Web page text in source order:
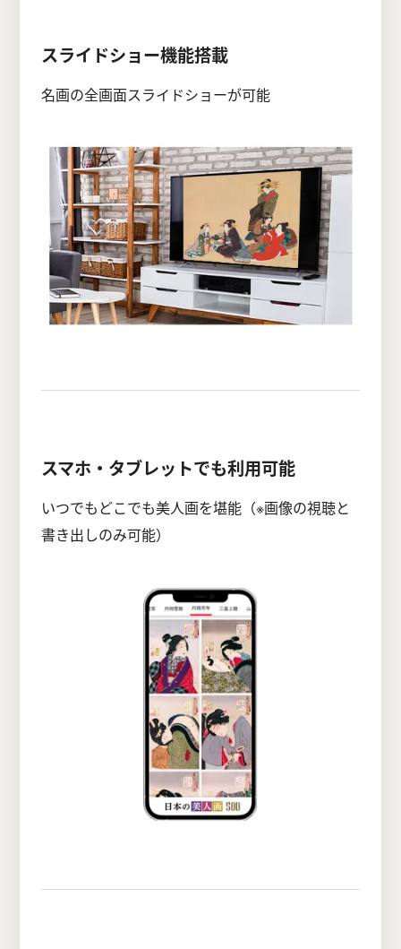
スライドショー機能搭載
名画の全画面スライドショーが可能
スマホ・タブレットでも利用可能
いつでもどこでも美人画を堪能（※画像の視聴と
書き出しのみ可能）